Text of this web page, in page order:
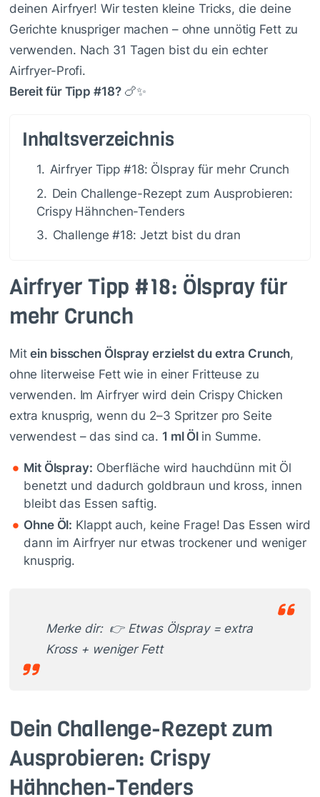
deinen Airfryer! Wir testen kleine Tricks, die deine
Gerichte knuspriger machen – ohne unnötig Fett zu
verwenden. Nach 31 Tagen bist du ein echter
Airfryer-Profi.
Bereit für Tipp #18?🍗✨
Inhaltsverzeichnis
1. Airfryer Tipp #18: Ölspray für mehr Crunch
2. Dein Challenge-Rezept zum Ausprobieren:
Crispy Hähnchen-Tenders
3. Challenge #18: Jetzt bist du dran
Airfryer Tipp #18: Ölspray für
mehr Crunch
Mitein bisschen Ölspray erzielst du extra Crunch,
ohne literweise Fett wie in einer Fritteuse zu
verwenden. Im Airfryer wird dein Crispy Chicken
extra knusprig, wenn du 2–3 Spritzer pro Seite
verwendest – das sind ca. 1 ml Öl in Summe.
Mit Ölspray: Oberfläche wird hauchdünn mit Öl
benetzt und dadurch goldbraun und kross, innen
bleibt das Essen saftig.
Ohne Öl: Klappt auch, keine Frage! Das Essen wird
dann im Airfryer nur etwas trockener und weniger
knusprig.
Merke dir: 👉 Etwas Ölspray = extra
Kross + weniger Fett
Dein Challenge-Rezept zum
Ausprobieren: Crispy
Hähnchen-Tenders